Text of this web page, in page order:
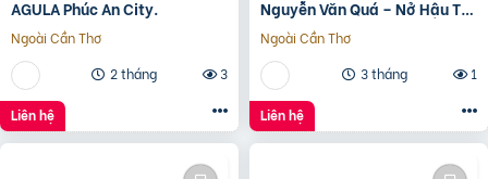
AGULA Phúc An City.
Ngoài Cần Thơ
2 tháng
3
Liên hệ
Nguyễn Văn Quá – Nở Hậu Tài
Lộc
Ngoài Cần Thơ
3 tháng
1
Liên hệ